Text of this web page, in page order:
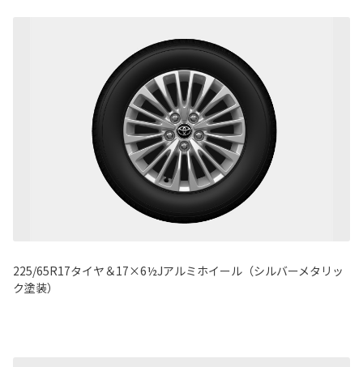
225/65R17タイヤ＆17×6½Jアルミホイール（シルバーメタリッ
ク塗装）